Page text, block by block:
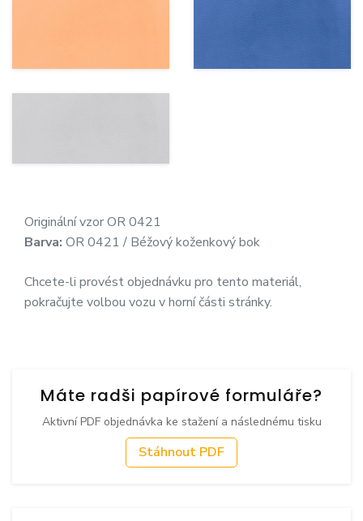
Originální vzor OR 0421
Barva: OR 0421 / Béžový koženkový bok
Chcete-li provést objednávku pro tento materiál,
pokračujte volbou vozu v horní části stránky.
Máte radši papírové formuláře?
Aktivní PDF objednávka ke stažení a následnému tisku
Stáhnout PDF